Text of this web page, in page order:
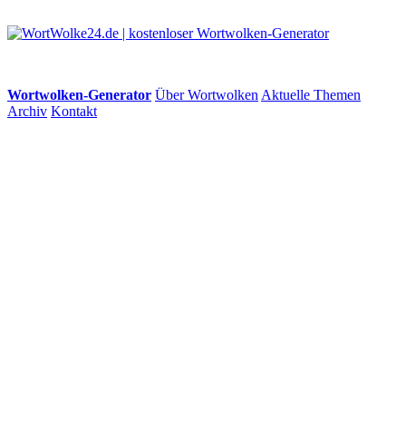
Wortwolken-Generator Über Wortwolken Aktuelle Themen
Archiv Kontakt